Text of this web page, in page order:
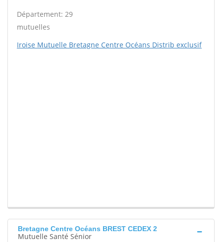
Département: 29
mutuelles
Iroise Mutuelle Bretagne Centre Océans Distrib exclusif
Bretagne Centre Océans BREST CEDEX 2
Mutuelle Santé Sénior